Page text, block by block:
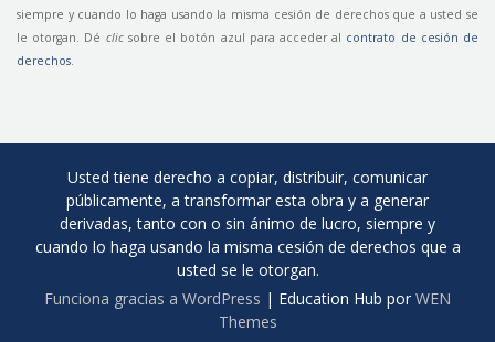
siempre y cuando lo haga usando la misma cesión de derechos que a usted se
le otorgan. Dé clicsobre el botón azul para acceder al contrato de cesión de
derechos
Usted tiene derecho a copiar, distribuir, comunicar
públicamente, a transformar esta obra y a generar
derivadas, tanto con o sin ánimo de lucro, siempre y
cuando lo haga usando la misma cesión de derechos que a
usted se le otorgan.
Funciona gracias a WordPress | Education Hub por WEN
Themes